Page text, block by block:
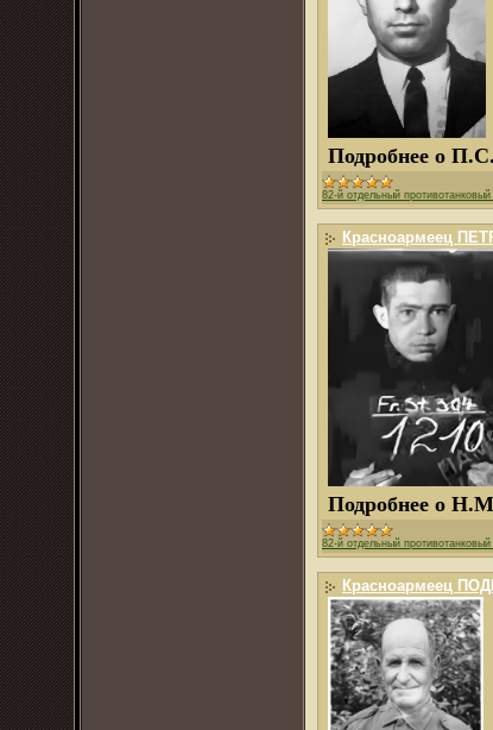
Подробнее о
82-й отдельный
Красноармеец
Подробнее о
82-й отдельный
Красноармеец